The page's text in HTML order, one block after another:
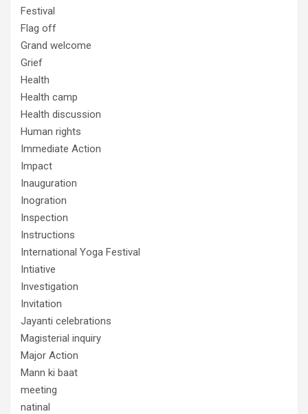
Festival
Flag off
Grand welcome
Grief
Health
Health camp
Health discussion
Human rights
Immediate Action
Impact
Inauguration
Inogration
Inspection
Instructions
International Yoga Festival
Intiative
Investigation
Invitation
Jayanti celebrations
Magisterial inquiry
Major Action
Mann ki baat
meeting
natinal